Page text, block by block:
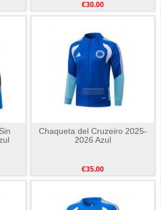
€30.00
Chaqueta del Cruzeiro 2025-
2026 Azul
€35.00